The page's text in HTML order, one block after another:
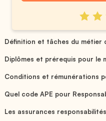
Définition et tâches du métier
Diplômes et prérequis pour le
Conditions et rémunérations
Quel code APE pour
Les assurances